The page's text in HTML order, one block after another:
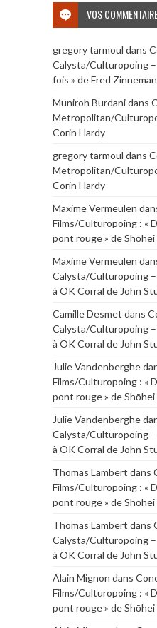
VOS
gregory tarmoul dans
Calysta/Culturopoing
fois » de Fred Zinneman
Muniroh Burdanidans
Metropolitan/
Corin Hardy
gregory tarmoul dans
Metropolitan/
Corin Hardy
Maxime Vermeulen
Films/Culturopoing : «
pont rouge » de Shōhei
Maxime Vermeulen
Calysta/Culturopoing
à OK Corral de John
Camille Desmet dans
Calysta/Culturopoing
à OK Corral de John
Julie Vandenberghe
Films/Culturopoing : «
pont rouge » de Shōhei
Julie Vandenberghe
Calysta/Culturopoing
à OK Corral de John
Thomas Lambert dans
Films/Culturopoing : «
pont rouge » de Shōhei
Thomas Lambert dans
Calysta/Culturopoing
à OK Corral de John
Alain Mignon dans
Films/Culturopoing : «
pont rouge » de Shōhei